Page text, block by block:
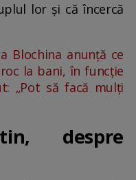
lor și că încercă
Blochina anunță ce
la bani, în funcție
„Pot să facă mulți
despre